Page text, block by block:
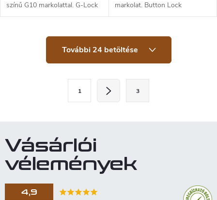
színű G10 markolattal. G-Lock
(Axis lock) biztosítással. A
markolat. Button Lock
biztosítás. A penge hossza 8,5
í
t
s
l
További 24 betöltése
z
á
s
1 3
Vásárlói
vélemények
4,9